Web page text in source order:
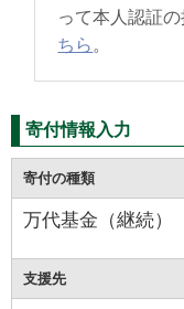
って本人認証
ちら 。
寄付情報入力
寄付の種類
万代基金（継続）
支援先